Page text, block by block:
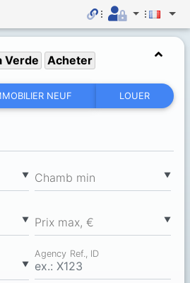
Verde Acheter
NEUF LOUER
▼ ▼
Chamb min
▼ ▼
Prix max, €
▼
Agency Ref., ID